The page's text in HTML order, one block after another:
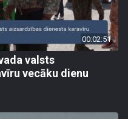
00:02:51
valsts
vecāku dienu